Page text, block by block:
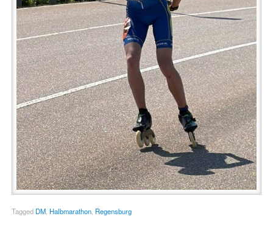
Tagged DM, Halbmarathon, Regensburg